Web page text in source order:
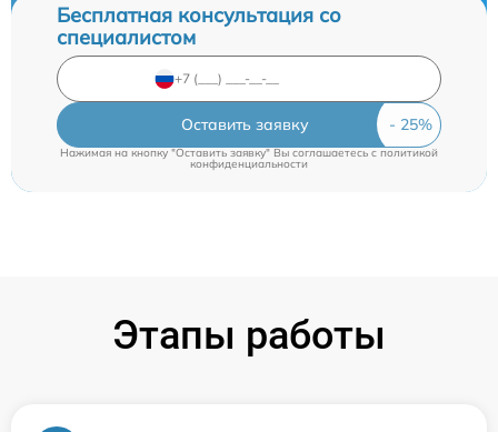
Бесплатная консультация со
специалистом
Оставить заявку
Нажимая на кнопку "Оставить заявку" Вы соглашаетесь cполитикой
конфиденциальности
Этапы работы